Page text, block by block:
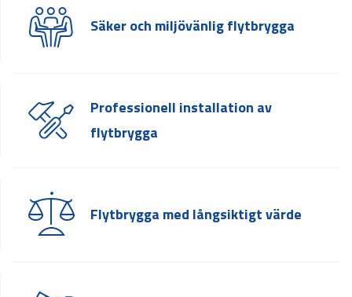
Säker och miljövänlig flytbrygga
Professionell installation av
flytbrygga
Flytbrygga med långsiktigt värde